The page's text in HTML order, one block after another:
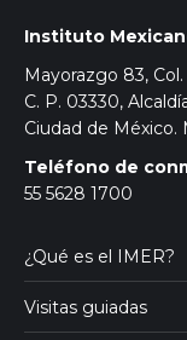
Instituto
Mayorazgo 83,
C. P. 03330,
Ciudad de México.
Teléfono de
55 5628 1700
¿Qué es el IMER?
Visitas guiadas